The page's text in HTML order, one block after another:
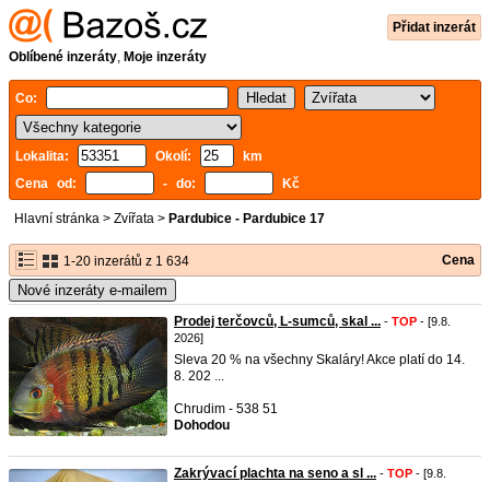
Přidat inzerát
Oblíbené inzeráty, Moje inzeráty
Co:
Lokalita: Okolí:
km
Cena od:
- do: Kč
Hlavní stránka > Zvířata > Pardubice - Pardubice 17
1-20 inzerátů z 1 634 Cena
Nové inzeráty e-mailem
Prodej terčovců, L-sumců, skal ... - TOP - [9.8.
2026]
Sleva 20 % na všechny Skaláry! Akce platí do 14.
8. 202 ...
Chrudim - 538 51
Dohodou
Zakrývací plachta na seno a sl ... - TOP - [9.8.